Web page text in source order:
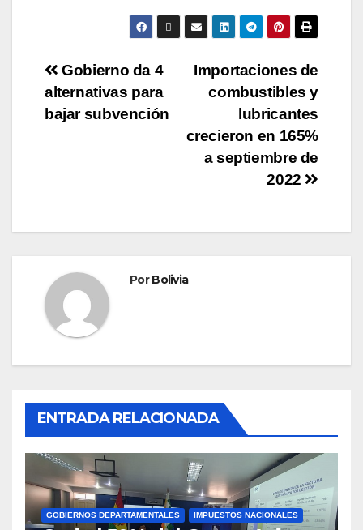
Importaciones de
combustibles y
lubricantes
crecieron en 165%
a septiembre de
2022
Gobierno da 4
alternativas para
bajar subvención
PorBolivia
ENTRADA RELACIONADA
GOBIERNOS DEPARTAMENTALES IMPUESTOS NACIONALES